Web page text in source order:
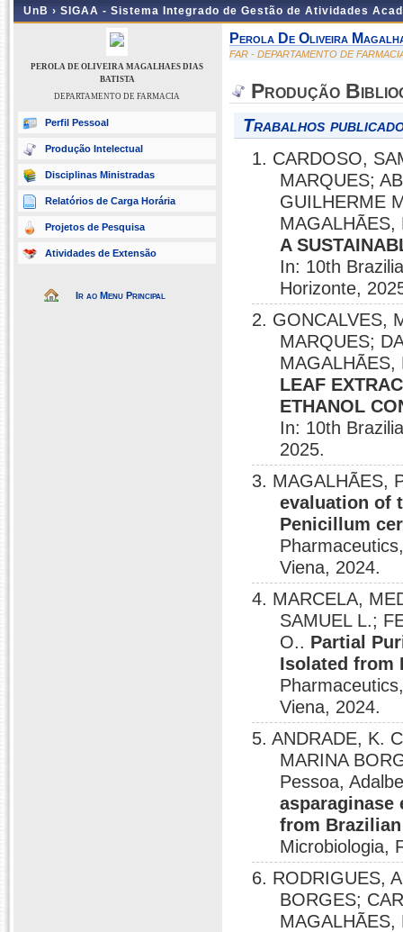
UnB › SIGAA - Sistema Integrado de Gestão de Atividades
PEROLA DE OLIVEIRA MAGALHAES DIAS
BATISTA
DEPARTAMENTO DE FARMACIA
Perfil Pessoal
Produção Intelectual
Disciplinas Ministradas
Relatórios de Carga Horária
Projetos de Pesquisa
Atividades de Extensão
Ir ao Menu Principal
Perola De Oliveira
FAR - DEPARTAMENTO DE
Produção
Trabalhos
1. CARDOSO,
MARQUES;
GUILHERME
A
In: 10th
Horizonte,
2. GONCALVES,
MARQUES;
LEAF
ETHANOL
In: 10th
2025.
3. MAGALHÃES,
evaluation of
Penicillum
Viena, 2024.
4. MARCELA,
SAMUEL L.;
O.. Partial
Isolated from
Viena, 2024.
5. ANDRADE, K.
MARINA
Pessoa,
from
Microbiologia,
6. RODRIGUES,
BORGES;